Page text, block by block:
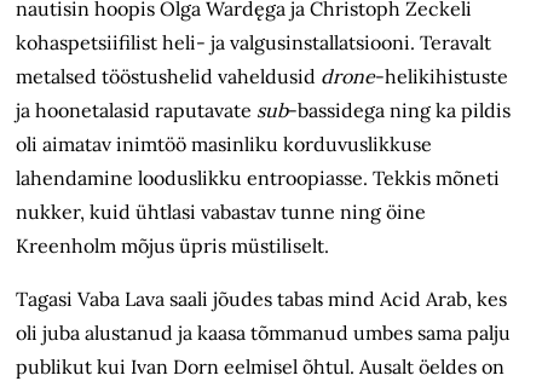
nautisin hoopis Olga Wardęga ja Christoph Zeckeli
kohaspetsiifilist heli- ja valgusinstallatsiooni. Teravalt
metalsed tööstushelid vaheldusid drone-helikihistuste
ja hoonetalasid raputavate sub-bassidega ning ka pildis
oli aimatav inimtöö masinliku korduvuslikkuse
lahendamine looduslikku entroopiasse. Tekkis mõneti
nukker, kuid ühtlasi vabastav tunne ning öine
Kreenholm mõjus üpris müstiliselt.
Tagasi Vaba Lava saali jõudes tabas mind Acid Arab, kes
oli juba alustanud ja kaasa tõmmanud umbes sama palju
publikut kui Ivan Dorn eelmisel õhtul. Ausalt öeldes on